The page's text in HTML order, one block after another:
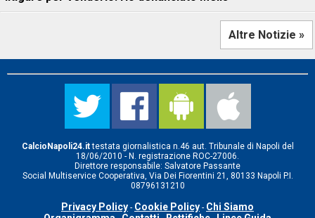
Altre Notizie »
CalcioNapoli24.ittestata giornalistica n.46 aut. Tribunale di Napoli del
18/06/2010 - N. registrazione ROC-27006.
Direttore responsabile: Salvatore Passante
Social Multiservice Cooperativa, Via Dei Fiorentini 21, 80133 Napoli P.I.
08796131210
Privacy Policy - Cookie Policy - Chi Siamo